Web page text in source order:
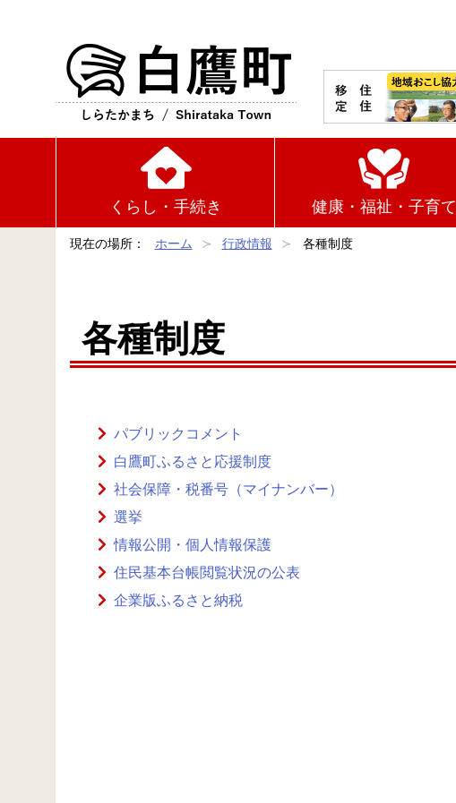
くらし・手続き 健康・福祉・子育て
現在の場所： ホーム 行政情報 各種制度
各種制度
パブリックコメント
白鷹町ふるさと応援制度
社会保障・税番号（マイナンバー）
選挙
情報公開・個人情報保護
住民基本台帳閲覧状況の公表
企業版ふるさと納税